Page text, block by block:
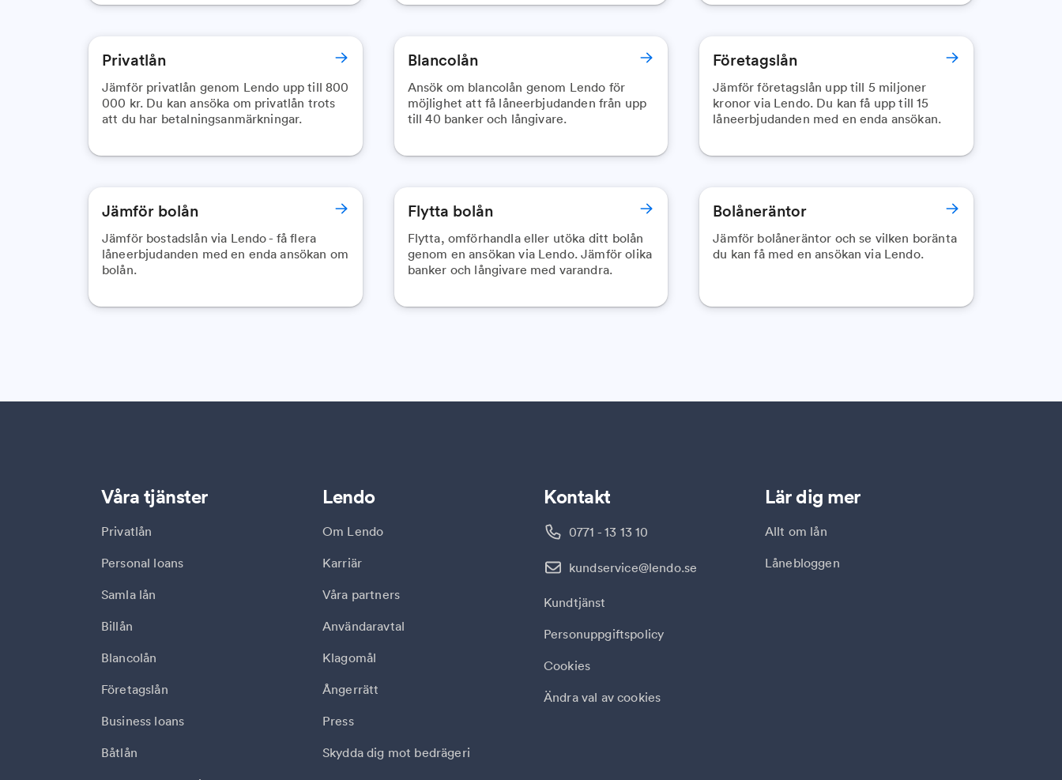
Privatlån
Jämför privatlån genom Lendo upp till 800
000 kr. Du kan ansöka om privatlån trots
att du har betalningsanmärkningar.
Blancolån
Ansök om blancolån genom Lendo för
möjlighet att få låneerbjudanden från upp
till 40 banker och långivare.
Företagslån
Jämför företagslån upp till 5 miljoner
kronor via Lendo. Du kan få upp till 15
låneerbjudanden med en enda ansökan.
Jämför bolån
Jämför bostadslån via Lendo - få flera
låneerbjudanden med en enda ansökan om
bolån.
Flytta bolån
Flytta, omförhandla eller utöka ditt bolån
genom en ansökan via Lendo. Jämför olika
banker och långivare med varandra.
Bolåneräntor
Jämför bolåneräntor och se vilken boränta
du kan få med en ansökan via Lendo.
Våra tjänster
Privatlån
Personal loans
Samla lån
Billån
Blancolån
Företagslån
Business loans
Båtlån
Lär dig mer
Allt om lån
Lånebloggen
Kontakt
0771 - 13 13 10
kundservice@lendo.se
Kundtjänst
Personuppgiftspolicy
Cookies
Ändra val av cookies
Lendo
Om Lendo
Karriär
Våra partners
Användaravtal
Klagomål
Ångerrätt
Press
Skydda dig mot bedrägeri